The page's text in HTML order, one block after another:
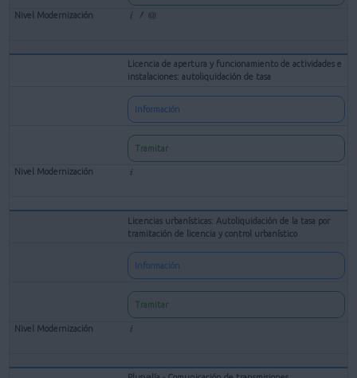
Licencia de apertura y funcionamiento de actividades e
instalaciones: autoliquidación de tasa
Información
Tramitar
Licencias urbanísticas: Autoliquidación de la tasa por
tramitación de licencia y control urbanístico
Información
Tramitar